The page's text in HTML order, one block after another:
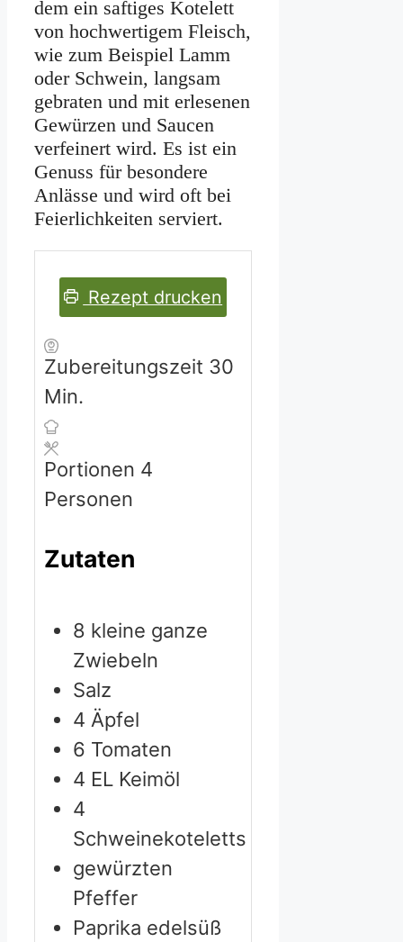
dem ein saftiges Kotelett
von hochwertigem Fleisch,
wie zum Beispiel Lamm
oder Schwein, langsam
gebraten und mit erlesenen
Gewürzen und Saucen
verfeinert wird. Es ist ein
Genuss für besondere
Anlässe und wird oft bei
Feierlichkeiten serviert.
Rezept drucken
Zubereitungszeit 30
Min.
Portionen 4
Personen
Zutaten
8 kleine ganze
Zwiebeln
Salz
4 Äpfel
6 Tomaten
4 EL Keimöl
4
Schweinekoteletts
gewürzten
Pfeffer
Paprika edelsüß